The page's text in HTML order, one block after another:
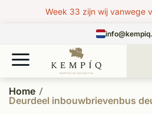
Week 33 zijn wij vanwege
Home
Deurdeel inbouwbrievenbus